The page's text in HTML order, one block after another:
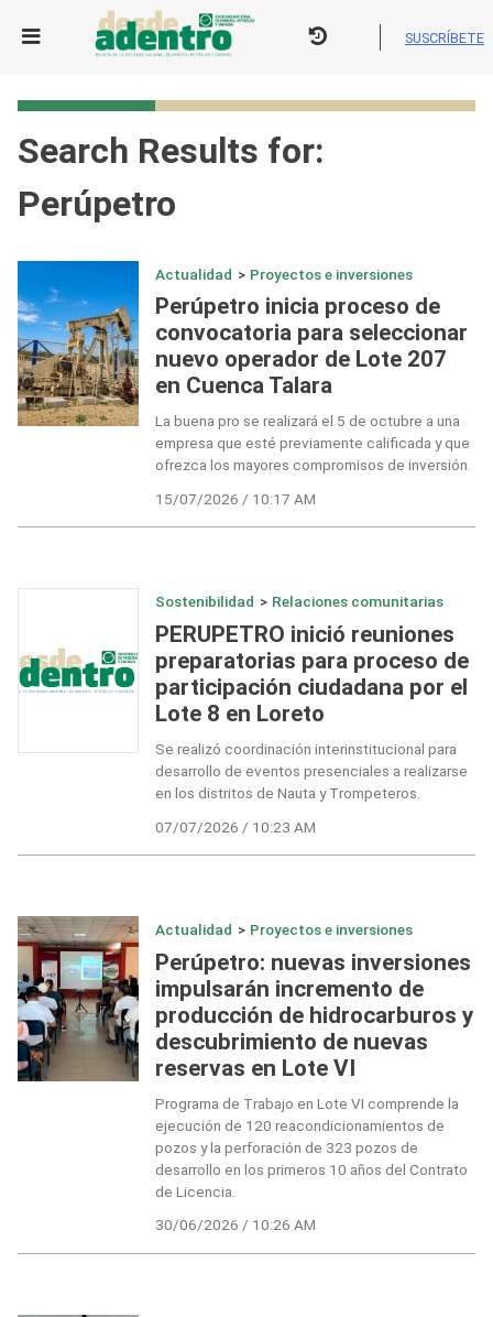
SUSCRÍBETE
Search Results for:
Perúpetro
Actualidad > Proyectos e inversiones
Perúpetro inicia proceso de
convocatoria para seleccionar
nuevo operador de Lote 207
en Cuenca Talara
La buena pro se realizará el 5 de octubre a una
empresa que esté previamente calificada y que
ofrezca los mayores compromisos de inversión.
15/07/2026 / 10:17 AM
Sostenibilidad > Relaciones comunitarias
PERUPETRO inició reuniones
preparatorias para proceso de
participación ciudadana por el
Lote 8 en Loreto
Se realizó coordinación interinstitucional para
desarrollo de eventos presenciales a realizarse
en los distritos de Nauta y Trompeteros.
07/07/2026 / 10:23 AM
Actualidad > Proyectos e inversiones
Perúpetro: nuevas inversiones
impulsarán incremento de
producción de hidrocarburos y
descubrimiento de nuevas
reservas en Lote VI
Programa de Trabajo en Lote VI comprende la
ejecución de 120 reacondicionamientos de
pozos y la perforación de 323 pozos de
desarrollo en los primeros 10 años del Contrato
de Licencia.
30/06/2026 / 10:26 AM